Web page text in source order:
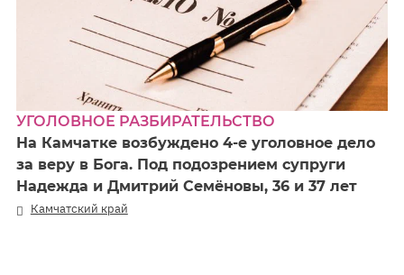
УГОЛОВНОЕ РАЗБИРАТЕЛЬСТВО
На Камчатке возбуждено 4-е уголовное дело
за веру в Бога. Под подозрением супруги
Надежда и Дмитрий Семёновы, 36 и 37 лет
Камчатский край